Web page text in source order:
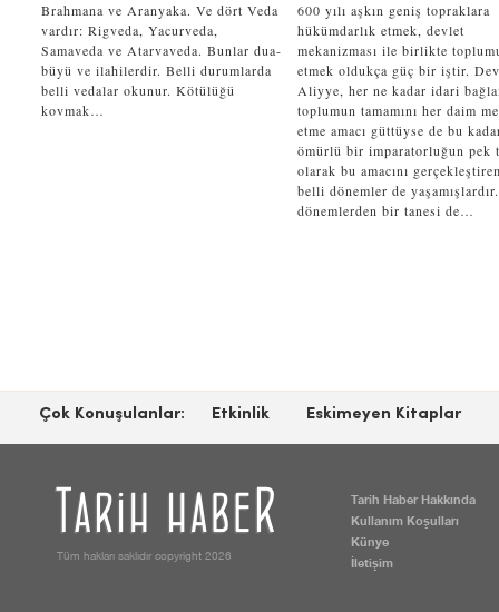
Brahmana ve Aranyaka. Ve dört Veda
vardır: Rigveda, Yacurveda,
Samaveda ve Atarvaveda. Bunlar dua-
büyü ve ilahilerdir. Belli durumlarda
belli vedalar okunur. Kötülüğü
kovmak…
600 yılı aşkın geniş topraklara
hükümdarlık etmek, devlet
mekanizması ile birlikte
etmek oldukça güç bir iştir.
Aliyye, her ne kadar idari
toplumun tamamını her daim
etme amacı güttüyse de bu
ömürlü bir imparatorluğun pek
olarak bu amacını
belli dönemler de
dönemlerden bir tanesi de…
Çok Konuşulanlar: Etkinlik Eskimeyen Kitaplar
Tarih Haber Hakkında
Kullanım Koşulları
Künye
İletişim
Tüm hakları saklıdır copyright 2026